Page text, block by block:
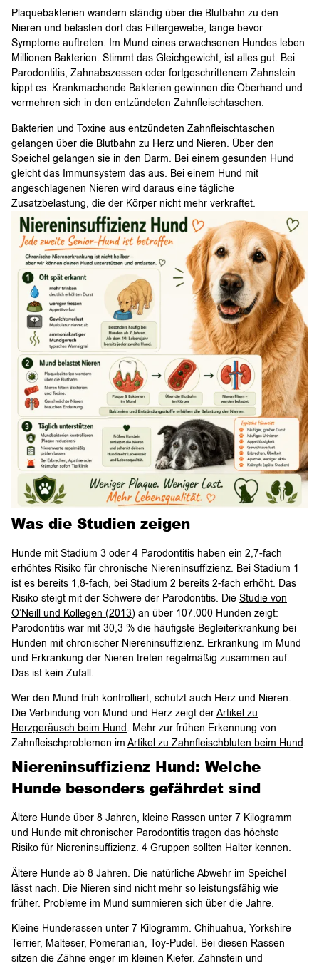
Plaquebakterien wandern ständig über die Blutbahn zu den
Nieren und belasten dort das Filtergewebe, lange bevor
Symptome auftreten. Im Mund eines erwachsenen Hundes leben
Millionen Bakterien. Stimmt das Gleichgewicht, ist alles gut. Bei
Parodontitis, Zahnabszessen oder fortgeschrittenem Zahnstein
kippt es. Krankmachende Bakterien gewinnen die Oberhand und
vermehren sich in den entzündeten Zahnfleischtaschen.
Bakterien und Toxine aus entzündeten Zahnfleischtaschen
gelangen über die Blutbahn zu Herz und Nieren. Über den
Speichel gelangen sie in den Darm. Bei einem gesunden Hund
gleicht das Immunsystem das aus. Bei einem Hund mit
angeschlagenen Nieren wird daraus eine tägliche
Zusatzbelastung, die der Körper nicht mehr verkraftet.
Was die Studien zeigen
Hunde mit Stadium 3 oder 4 Parodontitis haben ein 2,7-fach
erhöhtes Risiko für chronische Niereninsuffizienz. Bei Stadium 1
ist es bereits 1,8-fach, bei Stadium 2 bereits 2-fach erhöht. Das
Risiko steigt mit der Schwere der Parodontitis. Die Studie von
O’Neill und Kollegen (2013) an über 107.000 Hunden zeigt:
Parodontitis war mit 30,3 % die häufigste Begleiterkrankung bei
Hunden mit chronischer Niereninsuffizienz. Erkrankung im Mund
und Erkrankung der Nieren treten regelmäßig zusammen auf.
Das ist kein Zufall.
Wer den Mund früh kontrolliert, schützt auch Herz und Nieren.
Die Verbindung von Mund und Herz zeigt derArtikel zu
Herzgeräusch beim Hund. Mehr zur frühen Erkennung von
Zahnfleischproblemen im Artikel zu Zahnfleischbluten beim Hund.
Niereninsuffizienz Hund: Welche
Hunde besonders gefährdet sind
Ältere Hunde über 8 Jahren, kleine Rassen unter 7 Kilogramm
und Hunde mit chronischer Parodontitis tragen das höchste
Risiko für Niereninsuffizienz. 4 Gruppen sollten Halter kennen.
Ältere Hunde ab 8 Jahren. Die natürliche Abwehr im Speichel
lässt nach. Die Nieren sind nicht mehr so leistungsfähig wie
früher. Probleme im Mund summieren sich über die Jahre.
Kleine Hunderassen unter 7 Kilogramm. Chihuahua, Yorkshire
Terrier, Malteser, Pomeranian, Toy-Pudel. Bei diesen Rassen
sitzen die Zähne enger im kleinen Kiefer. Zahnstein und